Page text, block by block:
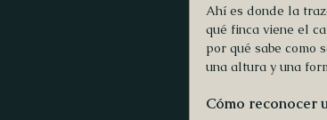
Ahí es donde la
qué finca viene el
por qué sabe como
una altura y una
Cómo reconocer